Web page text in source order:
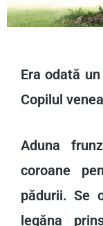
Era odată
Copilul
Aduna
coroane
pădurii. Se
legăna